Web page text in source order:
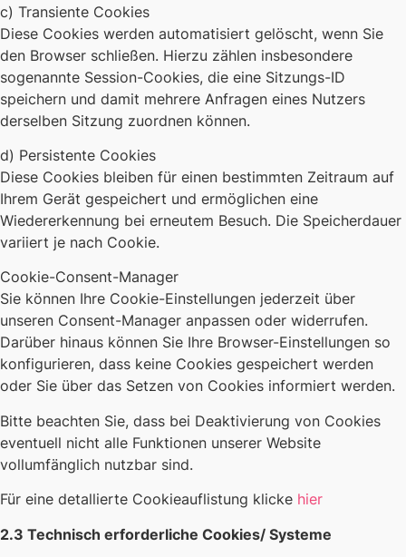
c) Transiente Cookies
Diese Cookies werden automatisiert gelöscht, wenn Sie
den Browser schließen. Hierzu zählen insbesondere
sogenannte Session-Cookies, die eine Sitzungs-ID
speichern und damit mehrere Anfragen eines Nutzers
derselben Sitzung zuordnen können.
d) Persistente Cookies
Diese Cookies bleiben für einen bestimmten Zeitraum auf
Ihrem Gerät gespeichert und ermöglichen eine
Wiedererkennung bei erneutem Besuch. Die Speicherdauer
variiert je nach Cookie.
Cookie-Consent-Manager
Sie können Ihre Cookie-Einstellungen jederzeit über
unseren Consent-Manager anpassen oder widerrufen.
Darüber hinaus können Sie Ihre Browser-Einstellungen so
konfigurieren, dass keine Cookies gespeichert werden
oder Sie über das Setzen von Cookies informiert werden.
Bitte beachten Sie, dass bei Deaktivierung von Cookies
eventuell nicht alle Funktionen unserer Website
vollumfänglich nutzbar sind.
Für eine detallierte Cookieauflistung klicke hier
2.3 Technisch erforderliche Cookies/ Systeme